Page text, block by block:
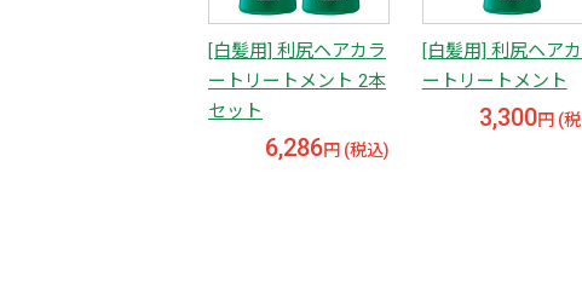
[白髪用] 利尻ヘアカラ
ートリートメント 2本
セット
6,286円 (税込)
[白髪用] 利尻ヘア
ートリートメント
3,300円 (